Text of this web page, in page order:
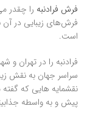
فرش فرادنبه را چقدر
فرش‌های زیبایی در آن
است.
فرادنبه را در تهران
سراسر جهان به نقش
نقشمایه هایی که
پیش و به واسطه